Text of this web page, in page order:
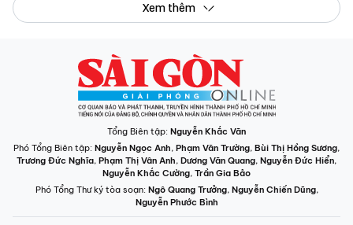
Xem thêm
Tổng Biên tập: Nguyễn Khắc Văn
Phó Tổng Biên tập: Nguyễn Ngọc Anh, Phạm Văn Trường, Bùi Thị Hồng Sương,
Trương Đức Nghĩa, Phạm Thị Vân Anh, Dương Văn Quang, Nguyễn Đức Hiển,
Nguyễn Khắc Cường, Trần Gia Bảo
Phó Tổng Thư ký tòa soạn: Ngô Quang Trưởng, Nguyễn Chiến Dũng,
Nguyễn Phước Bình